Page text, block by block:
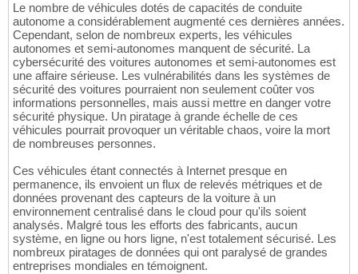
Le nombre de véhicules dotés de capacités de conduite
autonome a considérablement augmenté ces dernières années.
Cependant, selon de nombreux experts, les véhicules
autonomes et semi-autonomes manquent de sécurité. La
cybersécurité des voitures autonomes et semi-autonomes est
une affaire sérieuse. Les vulnérabilités dans les systèmes de
sécurité des voitures pourraient non seulement coûter vos
informations personnelles, mais aussi mettre en danger votre
sécurité physique. Un piratage à grande échelle de ces
véhicules pourrait provoquer un véritable chaos, voire la mort
de nombreuses personnes.
Ces véhicules étant connectés à Internet presque en
permanence, ils envoient un flux de relevés métriques et de
données provenant des capteurs de la voiture à un
environnement centralisé dans le cloud pour qu'ils soient
analysés. Malgré tous les efforts des fabricants, aucun
système, en ligne ou hors ligne, n'est totalement sécurisé. Les
nombreux piratages de données qui ont paralysé de grandes
entreprises mondiales en témoignent.